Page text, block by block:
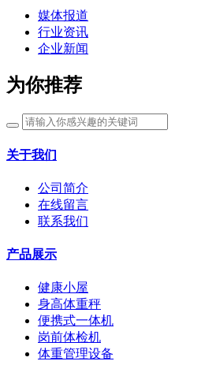
媒体报道
行业资讯
企业新闻
为你推荐
关于我们
公司简介
在线留言
联系我们
产品展示
健康小屋
身高体重秤
便携式一体机
岗前体检机
体重管理设备